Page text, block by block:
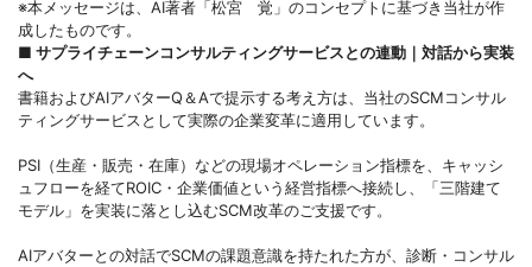
※本メッセージは、AI著者「松宮 覚」のコンセプトに基づき当社が作
成したものです。
■ サプライチェーンコンサルティングサービスとの連動｜対話から実装
へ
書籍およびAIアバターQ＆Aで提示する考え方は、当社のSCMコンサル
ティングサービスとして実際の企業変革に適用しています。
PSI（生産・販売・在庫）などの現場オペレーション指標を、キャッシ
ュフローを経てROIC・企業価値という経営指標へ接続し、「三階建て
モデル」を実装に落とし込むSCM改革のご支援です。
AIアバターとの対話でSCMの課題意識を持たれた方が、診断・コンサル